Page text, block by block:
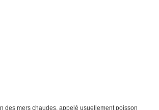
des mers chaudes, appelé usuellement poisson